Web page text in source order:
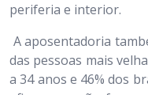
periferia e interior.
A aposentadoria
das pessoas mais
a 34 anos e 46% dos